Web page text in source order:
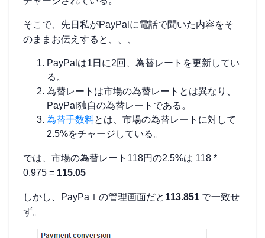
そこで、先日私がPayPalに電話で聞いた内容をそ
のままお伝えすると、、、
PayPalは1日に2回、為替レートを更新してい
る。
為替レートは市場の為替レートとは異なり、
PayPal独自の為替レートである。
為替手数料とは、市場の為替レートに対して
2.5%をチャージしている。
では、市場の為替レート118円の2.5%は 118 *
0.975 = 115.05
しかし、PayPaｌの管理画面だと 113.851 で一致せ
ず。